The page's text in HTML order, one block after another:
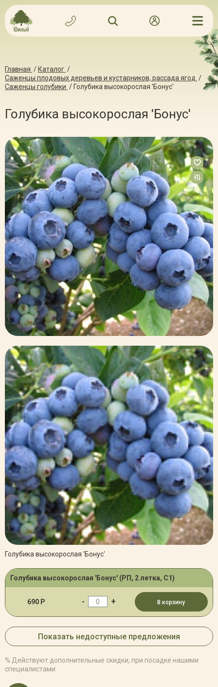
Главная / Каталог /
Саженцы плодовых деревьев и кустарников, рассада ягод /
Саженцы голубики / Голубика высокорослая 'Бонус'
Голубика высокорослая 'Бонус'
Голубика высокорослая 'Бонус'
Голубика высокорослая 'Бонус' (РП, 2 летка, С1)
690 Р - + В корзину
Показать недоступные предложения
% Действуют дополнительные скидки, при посадке нашими
специалистами